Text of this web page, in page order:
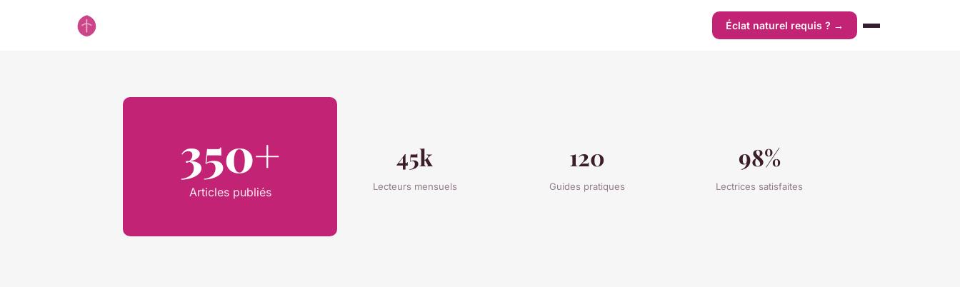
Éclat naturel requis ? →
350+
Articles publiés
45k
Lecteurs mensuels
120
Guides pratiques
98%
Lectrices satisfaites